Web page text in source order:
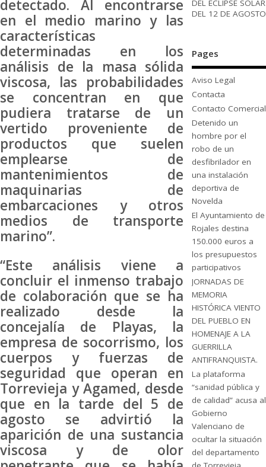
detectado. Al encontrarse
en el medio marino y las
características
determinadas en los
análisis de la masa sólida
viscosa, las probabilidades
se concentran en que
pudiera tratarse de un
vertido proveniente de
productos que suelen
emplearse de
mantenimientos de
maquinarias de
embarcaciones y otros
medios de transporte
marino”.
“Este análisis viene a
concluir el inmenso trabajo
de colaboración que se ha
realizado desde la
concejalía de Playas, la
empresa de socorrismo, los
cuerpos y fuerzas de
seguridad que operan en
Torrevieja y Agamed, desde
que en la tarde del 5 de
agosto se advirtió la
aparición de una sustancia
viscosa y de olor
DEL ECLIPSE SOLAR
DEL 12 DE AGOSTO
Pages
Aviso Legal
Contacta
Contacto Comercial
Detenido un
hombre por el
robo de un
desfibrilador en
una instalación
deportiva de
Novelda
El Ayuntamiento de
Rojales destina
150.000 euros a
los presupuestos
participativos
JORNADAS DE
MEMORIA
HISTÓRICA VIENTO
DEL PUEBLO EN
HOMENAJE A LA
GUERRILLA
ANTIFRANQUISTA.
La plataforma
“sanidad pública y
de calidad” acusa al
Gobierno
Valenciano de
ocultar la situación
del departamento